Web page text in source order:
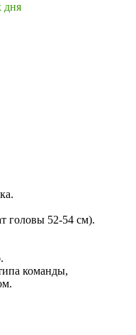
дня
головы 52-54 см).
команды,